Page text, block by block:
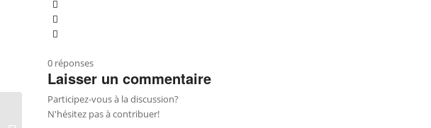
0 réponses
Laisser un commentaire
Participez-vous à la discussion?
N'hésitez pas à contribuer!
Règlement Général de